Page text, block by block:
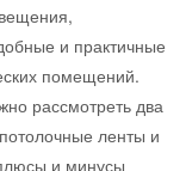
и практичные
помещений.
рассмотреть два
ленты и
и минусы